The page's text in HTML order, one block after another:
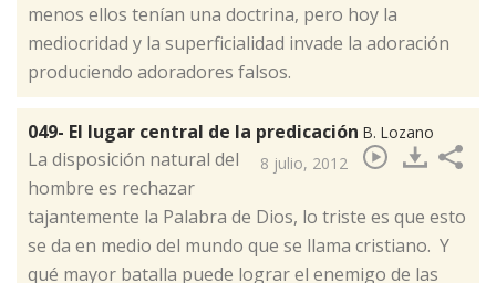
menos ellos tenían una doctrina, pero hoy la
mediocridad y la superficialidad invade la adoración
produciendo adoradores falsos.
049- El lugar central de la predicación B. Lozano
8 julio, 2012
​La disposición natural del
hombre es rechazar
tajantemente la Palabra de Dios, lo triste es que esto
se da en medio del mundo que se llama cristiano. Y
qué mayor batalla puede lograr el enemigo de las